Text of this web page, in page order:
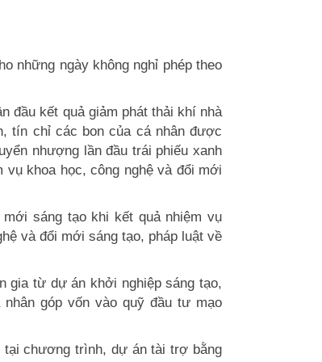
những ngày không nghỉ phép theo
đầu kết quả giảm phát thải khí nhà
tín chỉ các bon của cá nhân được
nhượng lần đầu trái phiếu xanh
khoa học, công nghệ và đổi mới
sáng tạo khi kết quả nhiệm vụ
và đổi mới sáng tạo, pháp luật về
gia từ dự án khởi nghiệp sáng tạo,
góp vốn vào quỹ đầu tư mạo
chương trình, dự án tài trợ bằng